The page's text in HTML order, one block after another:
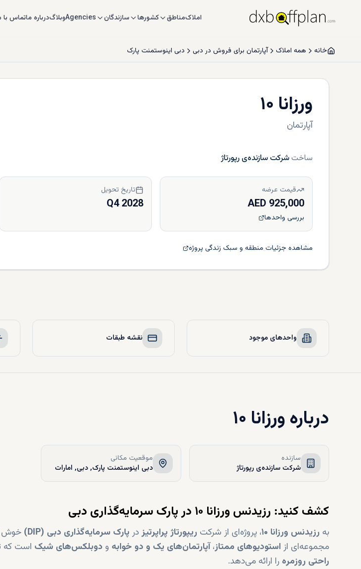
املاکمناطق کشورها سازندگان Agenciesوبلاگدرباره ماتماس با
خانه همه املاک آپارتمان برای فروش در دبی دبی اینوستمنت پارک
ورزانا ۱۰
آپارتمان
ساختشرکت سازنده‌ی رپورتاژ
قیمت عرضه
925,000 AED
بررسی واحدها
تاریخ تحویل
Q4 2028
مشاهده جزئیات منطقه و سبک زندگی پروژه
واحدهای موجود نقشه طبقات
دربارهورزانا ۱۰
سازنده
شرکت سازنده‌ی رپورتاژ
موقعیت مکانی
دبی اینوستمنت پارک, دبی, امارات
کشف کنید: رزیدنس ورزانا ۱۰ در پارک سرمایه‌گذاری دبی
به رزیدنس ورزانا ۱۰ ، پروژه‌ای از شرکت ریپورتاژ پراپرتیزدر پارک سرمایه‌گذاری دبی (DIP)
خوش
مجموعه‌ای از استودیوهای ممتاز،آپارتمان‌های یک و دو خوابه و دوبلکس‌های شیک است که
راحتی روزمره را ارائه می‌دهد.